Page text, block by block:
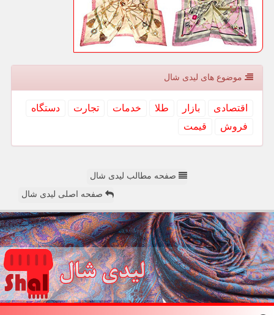
موضوع های لیدی شال
اقتصادی بازار طلا خدمات تجارت
دستگاه
فروش
قیمت
صفحه مطالب لیدی شال
صفحه اصلی لیدی شال